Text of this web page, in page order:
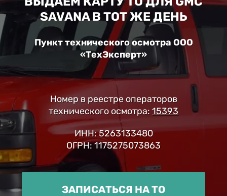
SAVANA В ТОТ ЖЕ ДЕНЬ
Пункт технического осмотра ООО
«ТехЭксперт»
Номер в реестре операторов
технического осмотра: 15393
ИНН: 5263133480
ОГРН: 1175275073863
ЗАПИСАТЬСЯ НА ТО